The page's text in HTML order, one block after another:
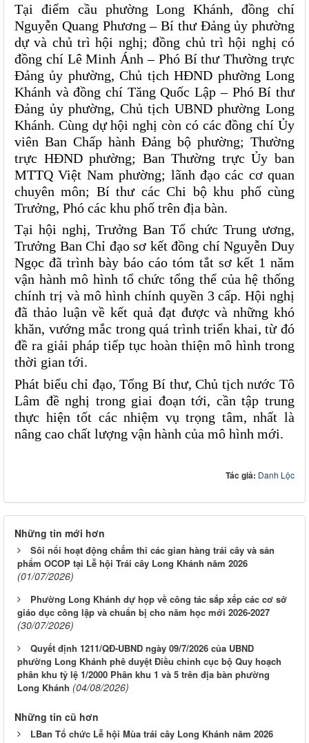
Tại điểm cầu phường Long Khánh, đồng chí
Nguyễn Quang Phương – Bí thư Đảng ủy phường
dự và chủ trì hội nghị; đồng chủ trì hội nghị có
đồng chí Lê Minh Ánh – Phó Bí thư Thường trực
Đảng ủy phường, Chủ tịch HĐND phường Long
Khánh và đồng chí Tăng Quốc Lập – Phó Bí thư
Đảng ủy phường, Chủ tịch UBND phường Long
Khánh. Cùng dự hội nghị còn có các đồng chí Ủy
viên Ban Chấp hành Đảng bộ phường; Thường
trực HĐND phường; Ban Thường trực Ủy ban
MTTQ Việt Nam phường; lãnh đạo các cơ quan
chuyên môn; Bí thư các Chi bộ khu phố cùng
Trưởng, Phó các khu phố trên địa bàn.
Tại hội nghị, Trưởng Ban Tổ chức Trung ương,
Trưởng Ban Chỉ đạo sơ kết đồng chí Nguyễn Duy
Ngọc đã trình bày báo cáo tóm tắt sơ kết 1 năm
vận hành mô hình tổ chức tổng thể của hệ thống
chính trị và mô hình chính quyền 3 cấp. Hội nghị
đã thảo luận về kết quả đạt được và những khó
khăn, vướng mắc trong quá trình triển khai, từ đó
đề ra giải pháp tiếp tục hoàn thiện mô hình trong
thời gian tới.
Phát biểu chỉ đạo, Tổng Bí thư, Chủ tịch nước Tô
Lâm đề nghị trong giai đoạn tới, cần tập trung
thực hiện tốt các nhiệm vụ trọng tâm, nhất là
nâng cao chất lượng vận hành của mô hình mới.
Tác giả: Danh Lộc
Những tin mới hơn
Sôi nổi hoạt động chấm thi các gian hàng trái cây và sản
phẩm OCOP tại Lễ hội Trái cây Long Khánh năm 2026
(01/07/2026)
Phường Long Khánh dự họp về công tác sắp xếp các cơ sở
giáo dục công lập và chuẩn bị cho năm học mới 2026-2027
(30/07/2026)
Quyết định 1211/QĐ-UBND ngày 09/7/2026 của UBND
phường Long Khánh phê duyệt Điều chỉnh cục bộ Quy hoạch
phân khu tỷ lệ 1/2000 Phân khu 1 và 5 trên địa bàn phường
Long Khánh (04/08/2026)
Những tin cũ hơn
LBan Tổ chức Lễ hội Mùa trái cây Long Khánh năm 2026